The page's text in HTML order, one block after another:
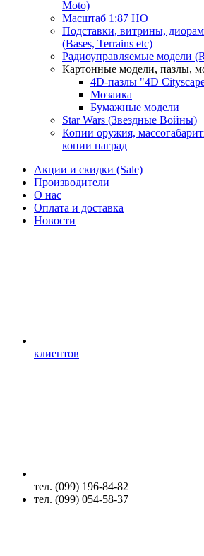
Moto)
Масштаб 1:87 HO
Подставки, витрины,
(Bases, Terrains etc)
Радиоуправляемые модели
Картонные модели, пазлы,
4D-пазлы "4D
Мозаика
Бумажные модели
Star Wars (Звездные Войны)
Копии оружия,
копии наград
Акции и скидки (Sale)
Производители
О нас
Оплата и доставка
Новости
клиентов
тел. (099) 196-84-82
тел. (099) 054-58-37